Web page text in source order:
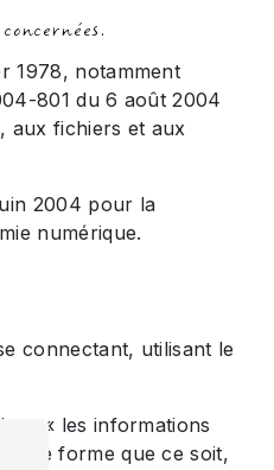
1978, notamment
801 du 6 août 2004
aux fichiers et aux
2004 pour la
numérique.
connectant, utilisant le
: « les informations
forme que ce soit,